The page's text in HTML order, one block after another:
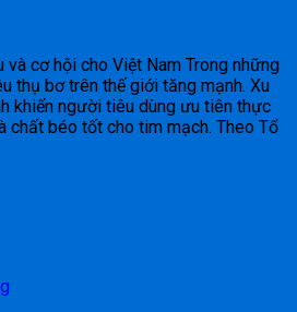
và cơ hội cho Việt Nam Trong những
thụ bơ trên thế giới tăng mạnh. Xu
khiến người tiêu dùng ưu tiên thực
chất béo tốt cho tim mạch. Theo Tổ